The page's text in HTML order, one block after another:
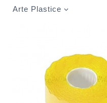
Arte Plastice